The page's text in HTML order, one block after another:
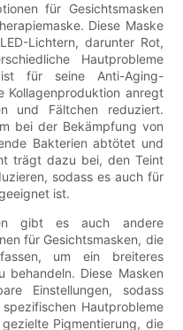
für Gesichtsmasken
Diese Maske
Lichtern, darunter Rot,
Hautprobleme
für seine Anti-Aging-
Kollagenproduktion anregt
und Fältchen reduziert.
bei der Bekämpfung von
Bakterien abtötet und
trägt dazu bei, den Teint
sodass es auch für
ist.
gibt es auch andere
für Gesichtsmasken, die
um ein breiteres
behandeln. Diese Masken
Einstellungen, sodass
Hautprobleme
Pigmentierung, die